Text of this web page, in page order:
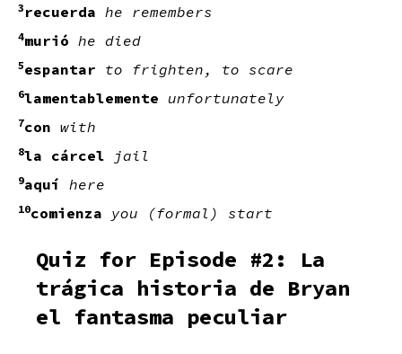
3 recuerda he remembers
4murió he died
5espantar to frighten, to scare
6lamentablemente unfortunately
7con with
8la cárcel jail
9aquí here
10comienza you (formal) start
Quiz for Episode #2: La
trágica historia de Bryan
el fantasma peculiar